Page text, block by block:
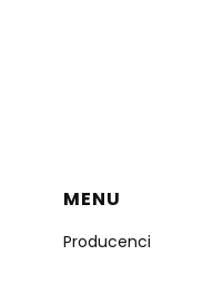
MENU
Producenci